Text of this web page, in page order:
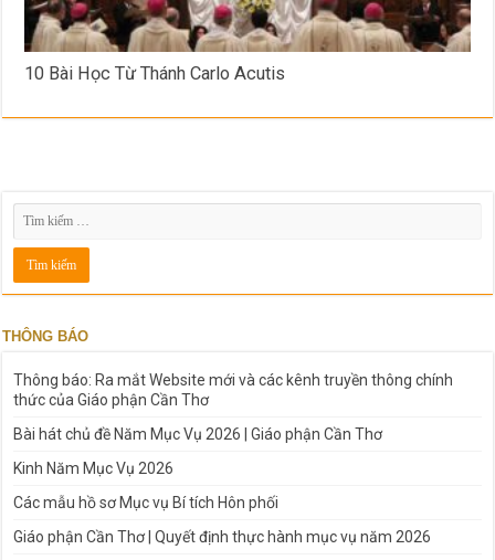
10 Bài Học Từ Thánh Carlo Acutis
THÔNG BÁO
Thông báo: Ra mắt Website mới và các kênh truyền thông chính
thức của Giáo phận Cần Thơ
Bài hát chủ đề Năm Mục Vụ 2026 | Giáo phận Cần Thơ
Kinh Năm Mục Vụ 2026
Các mẫu hồ sơ Mục vụ Bí tích Hôn phối
Giáo phận Cần Thơ | Quyết định thực hành mục vụ năm 2026